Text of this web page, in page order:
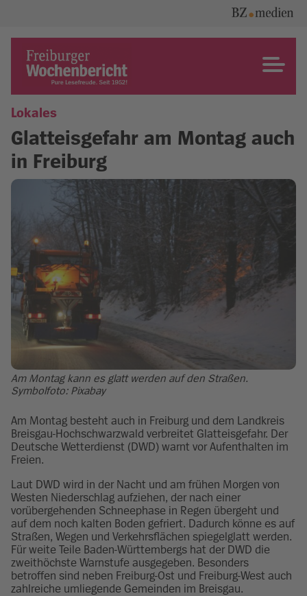
content
Freiburger Wochenbericht
Lokales
Glatteisgefahr am Montag auch
in Freiburg
Am Montag kann es glatt werden auf den Straßen.
Symbolfoto: Pixabay
Am Montag besteht auch in Freiburg und dem Landkreis
Breisgau-Hochschwarzwald verbreitet Glatteisgefahr. Der
Deutsche Wetterdienst (DWD) warnt vor Aufenthalten im
Freien.
Laut DWD wird in der Nacht und am frühen Morgen von
Westen Niederschlag aufziehen, der nach einer
vorübergehenden Schneephase in Regen übergeht und
auf dem noch kalten Boden gefriert. Dadurch könne es auf
Straßen, Wegen und Verkehrsflächen spiegelglatt werden.
Für weite Teile Baden-Württembergs hat der DWD die
zweithöchste Warnstufe ausgegeben. Besonders
betroffen sind neben Freiburg-Ost und Freiburg-West auch
zahlreiche umliegende Gemeinden im Breisgau.